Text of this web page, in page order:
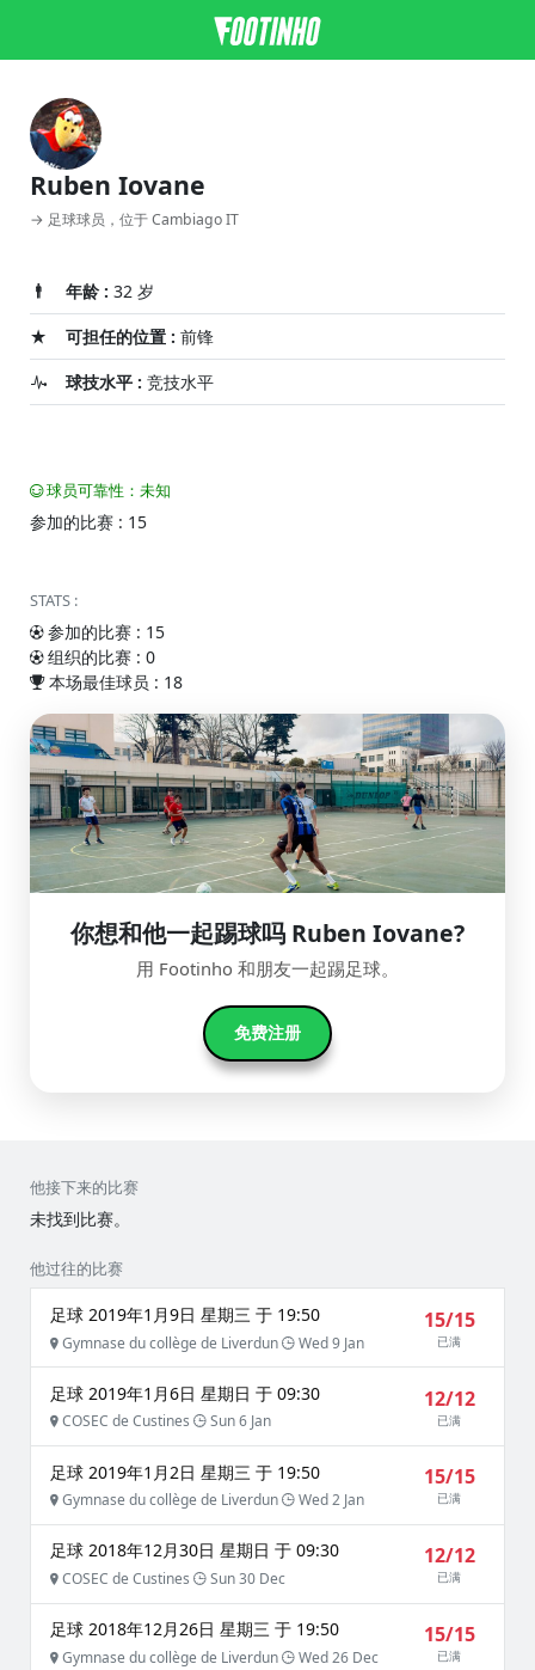
Ruben Iovane
→ 足球球员，位于 Cambiago IT
年龄 : 32 岁
可担任的位置 : 前锋
球技水平 : 竞技水平
球员可靠性：未知
参加的比赛 : 15
STATS :
参加的比赛 : 15
组织的比赛 : 0
本场最佳球员 : 18
你想和他一起踢球吗 Ruben Iovane?
用 Footinho 和朋友一起踢足球。
免费注册
他接下来的比赛
未找到比赛。
他过往的比赛
足球 2019年1月9日 星期三 于 19:50
Gymnase du collège de Liverdun Wed 9 Jan
15/15
已满
足球 2019年1月6日 星期日 于 09:30
COSEC de Custines Sun 6 Jan
12/12
已满
足球 2019年1月2日 星期三 于 19:50
Gymnase du collège de Liverdun Wed 2 Jan
15/15
已满
足球 2018年12月30日 星期日 于 09:30
COSEC de Custines Sun 30 Dec
12/12
已满
足球 2018年12月26日 星期三 于 19:50
Gymnase du collège de Liverdun Wed 26 Dec
15/15
已满